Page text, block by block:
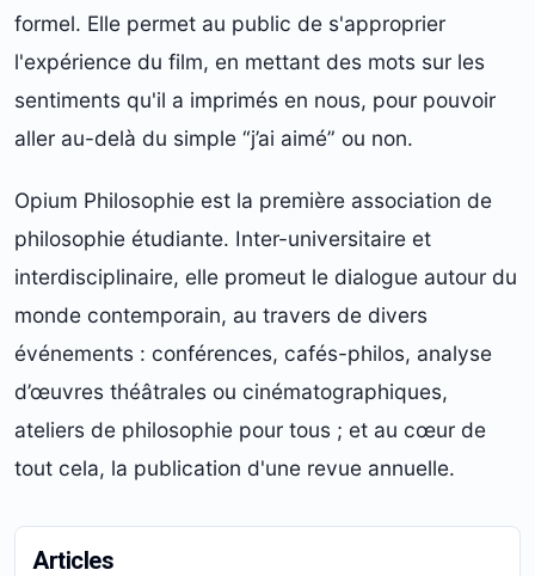
formel. Elle permet au public de s'approprier
l'expérience du film, en mettant des mots sur les
sentiments qu'il a imprimés en nous, pour pouvoir
aller au-delà du simple “j’ai aimé” ou non.
Opium Philosophie est la première association de
philosophie étudiante. Inter-universitaire et
interdisciplinaire, elle promeut le dialogue autour du
monde contemporain, au travers de divers
événements : conférences, cafés-philos, analyse
d’œuvres théâtrales ou cinématographiques,
ateliers de philosophie pour tous ; et au cœur de
tout cela, la publication d'une revue annuelle.
Articles